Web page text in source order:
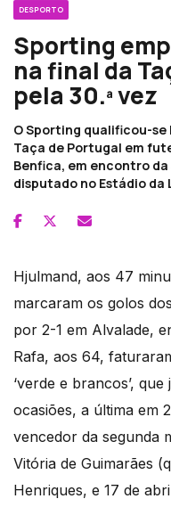
DESPORTO
Sporting
na final da
pela 30.ª vez
O Sporting qualificou-se
Taça de Portugal em
Benfica, em encontro
disputado no Estádio da
Hjulmand, aos 47
marcaram os golos
por 2-1 em Alvalade,
Rafa, aos 64,
‘verde e brancos’,
ocasiões, a última em
vencedor da segunda
Vitória de Guimarães
Henriques, e 17 de